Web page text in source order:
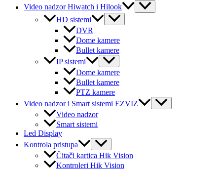
Video nadzor Hiwatch i Hilook
Menu
Toggle
HD sistemi
Menu
Toggle
DVR
Dome kamere
Bullet kamere
IP sistemi
Menu
Toggle
Dome kamere
Bullet kamere
PTZ kamere
Video nadzor i Smart sistemi EZVIZ
Menu
Toggle
Video nadzor
Smart sistemi
Led Display
Kontrola pristupa
Menu
Toggle
Čitači kartica Hik Vision
Kontroleri Hik Vision